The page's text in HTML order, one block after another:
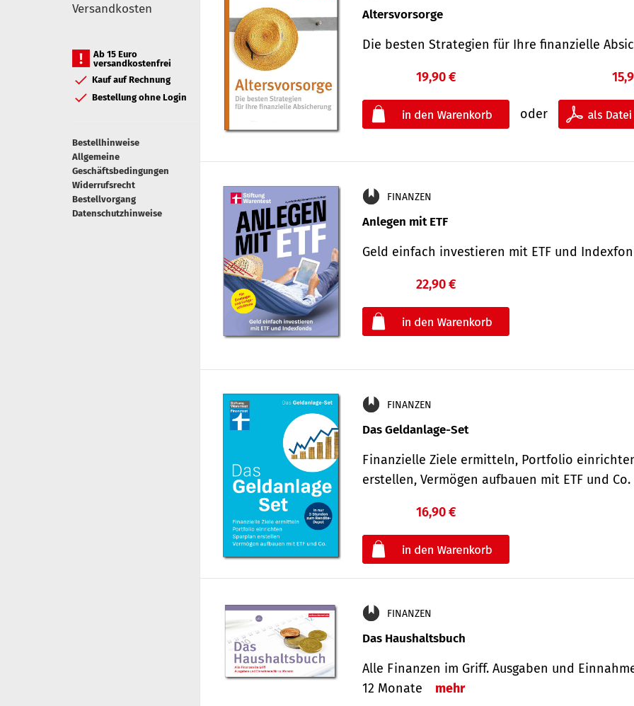
Versandkosten
Ab 15 Euro
versandkostenfrei
Kauf auf Rechnung
Bestellung ohne Login
Bestellhinweise
Allgemeine
Geschäftsbedingungen
Widerrufsrecht
Bestellvorgang
Datenschutzhinweise
Altersvorsorge
Die besten Strategien für Ihre finanzielle
19,90 €
oder
FINANZEN
Anlegen mit ETF
Geld einfach investieren mit ETF und
22,90 €
FINANZEN
Das Geldanlage-Set
Finanzielle Ziele ermitteln, Portfolio
erstellen, Vermögen aufbauen mit ETF und
16,90 €
FINANZEN
Das Haushaltsbuch
Alle Finanzen im Griff. Aus­gaben und
12 Monate
mehr